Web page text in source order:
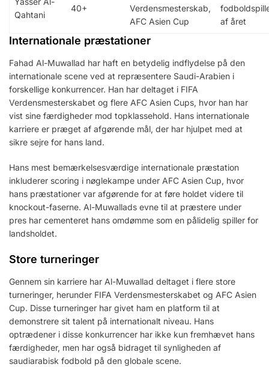
Qahtani
40+
Verdensmesterskab,
AFC Asien Cup
af året
Internationale præstationer
Fahad Al-Muwallad har haft en betydelig indflydelse på den
internationale scene ved at repræsentere Saudi-Arabien i
forskellige konkurrencer. Han har deltaget i FIFA
Verdensmesterskabet og flere AFC Asien Cups, hvor han har
vist sine færdigheder mod topklassehold. Hans internationale
karriere er præget af afgørende mål, der har hjulpet med at
sikre sejre for hans land.
Hans mest bemærkelsesværdige internationale præstation
inkluderer scoring i nøglekampe under AFC Asien Cup, hvor
hans præstationer var afgørende for at føre holdet videre til
knockout-faserne. Al-Muwallads evne til at præstere under
pres har cementeret hans omdømme som en pålidelig spiller for
landsholdet.
Store turneringer
Gennem sin karriere har Al-Muwallad deltaget i flere store
turneringer, herunder FIFA Verdensmesterskabet og AFC Asien
Cup. Disse turneringer har givet ham en platform til at
demonstrere sit talent på internationalt niveau. Hans
optrædener i disse konkurrencer har ikke kun fremhævet hans
færdigheder, men har også bidraget til synligheden af
saudiarabisk fodbold på den globale scene.